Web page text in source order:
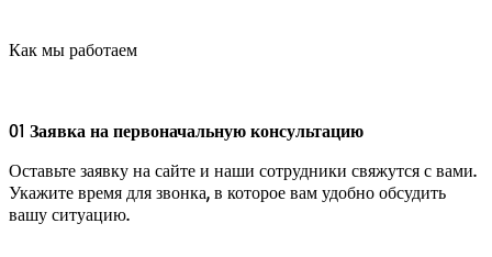
Как мы работаем
01 Заявка на первоначальную консультацию
Оставьте заявку на сайте и наши сотрудники свяжутся с вами.
Укажите время для звонка, в которое вам удобно обсудить
вашу ситуацию.